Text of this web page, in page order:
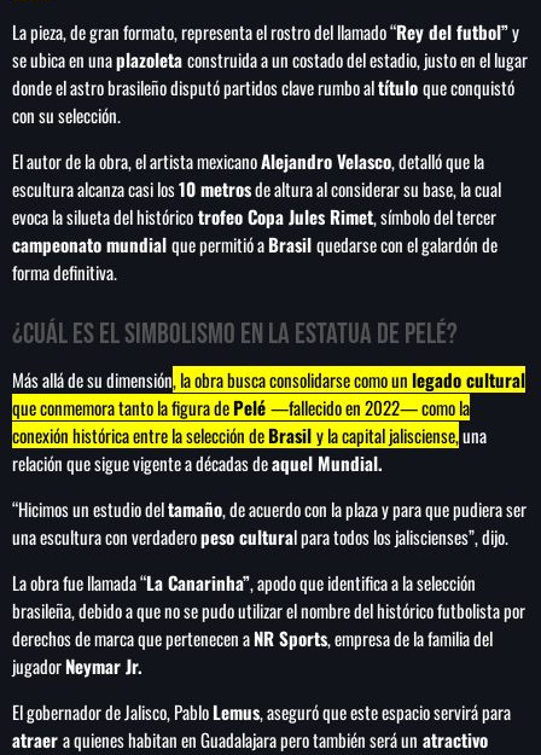
La pieza, de gran formato, representa el rostro del llamado “Rey del futbol”y
se ubica en unaplazoletaconstruida a un costado del estadio, justo en el lugar
donde el astro brasileño disputó partidos clave rumbo altítuloque conquistó
con su selección.
El autor de la obra, el artista mexicanoAlejandro Velasco, detalló que la
escultura alcanza casi los10 metrosde altura al considerar su base, la cual
evoca la silueta del históricotrofeo Copa Jules Rimet, símbolo del tercer
campeonato mundialque permitió aBrasilquedarse con el galardón de
forma definitiva.
¿Cuál es el simbolismo en la estatua de Pelé?
Más allá de su dimensión, la obra busca consolidarse como unlegado cultural
que conmemora tanto la figura dePelé—fallecido en 2022— como la
conexión histórica entre la selección deBrasily la capital jalisciense,una
relación que sigue vigente a décadas deaquel Mundial.
“Hicimos un estudio deltamaño, de acuerdo con la plaza y para que pudiera ser
una escultura con verdaderopeso cultural para todos los jaliscienses”, dijo.
La obra fue llamada “La Canarinha”, apodo que identifica a la selección
brasileña, debido a que no se pudo utilizar el nombre del histórico futbolista por
derechos de marca que pertenecen aNR Sports, empresa de la familia del
jugadorNeymar Jr.
El gobernador de Jalisco, PabloLemus, aseguró que este espacio servirá para
atraera quienes habitan en Guadalajara pero también será un atractivo